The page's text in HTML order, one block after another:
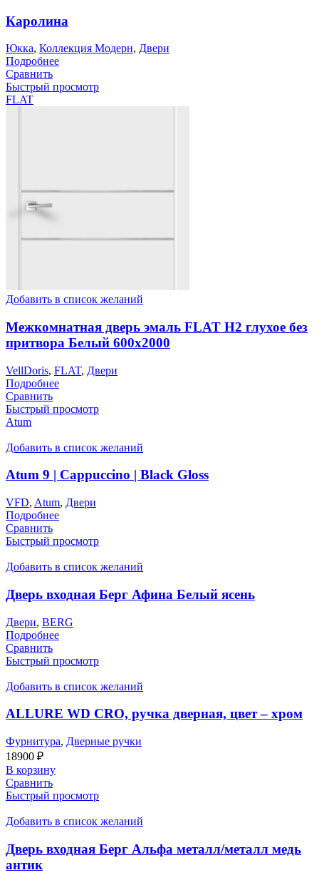
Каролина
Юкка, Коллекция Модерн, Двери
Подробнее
Сравнить
Быстрый просмотр
FLAT
Добавить в список желаний
Межкомнатная дверь эмаль FLAT H2 глухое без
притвора Белый 600х2000
VellDoris, FLAT, Двери
Подробнее
Сравнить
Быстрый просмотр
Atum
Добавить в список желаний
Atum 9 | Cappuccino | Black Gloss
VFD, Atum, Двери
Подробнее
Сравнить
Быстрый просмотр
Добавить в список желаний
Дверь входная Берг Афина Белый ясень
Двери, BERG
Подробнее
Сравнить
Быстрый просмотр
Добавить в список желаний
ALLURE WD CRO, ручка дверная, цвет – хром
Фурнитура, Дверные ручки
18900 ₽
В корзину
Сравнить
Быстрый просмотр
Добавить в список желаний
Дверь входная Берг Альфа металл/металл медь
антик